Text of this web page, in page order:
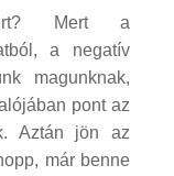
Mert a
a negatív
magunknak,
pont az
Aztán jön az
már benne